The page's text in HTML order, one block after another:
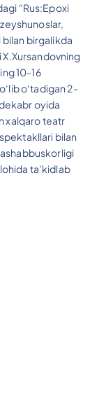
“Rus:Epoxi
birgalikda
10-16
o‘tadigan 2-
oyida
xalqaro teatr
bilan
ta’kidlab